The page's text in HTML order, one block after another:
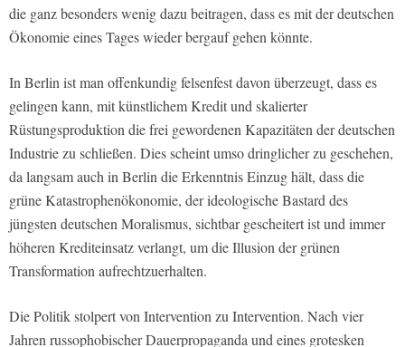
die ganz besonders wenig dazu beitragen, dass es mit der deutschen
Ökonomie eines Tages wieder bergauf gehen könnte.
In Berlin ist man offenkundig felsenfest davon überzeugt, dass es
gelingen kann, mit künstlichem Kredit und skalierter
Rüstungsproduktion die frei gewordenen Kapazitäten der deutschen
Industrie zu schließen. Dies scheint umso dringlicher zu geschehen,
da langsam auch in Berlin die Erkenntnis Einzug hält, dass die
grüne Katastrophenökonomie, der ideologische Bastard des
jüngsten deutschen Moralismus, sichtbar gescheitert ist und immer
höheren Krediteinsatz verlangt, um die Illusion der grünen
Transformation aufrechtzuerhalten.
Die Politik stolpert von Intervention zu Intervention. Nach vier
Jahren russophobischer Dauerpropaganda und eines grotesken